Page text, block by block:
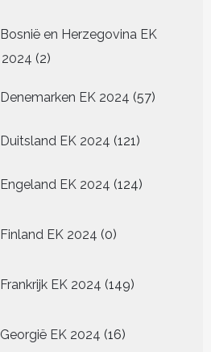
Bosnië en Herzegovina EK
2024 22
Denemarken EK 2024 5757
Duitsland EK 2024 121 121
Engeland EK 2024 124124
Finland EK 2024 0
producten
Frankrijk EK 2024 149149
Georgië EK 2024 16
producten